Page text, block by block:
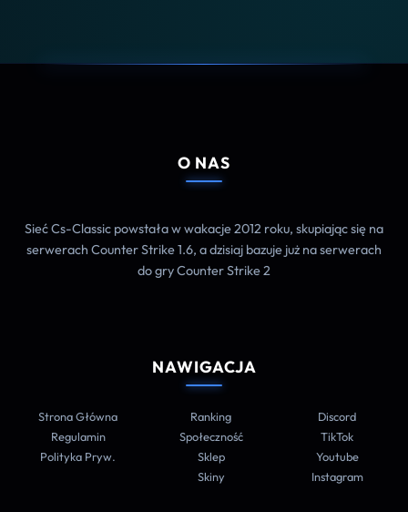
O NAS
Sieć Cs-Classic powstała w wakacje 2012 roku, skupiając się na
serwerach Counter Strike 1.6, a dzisiaj bazuje już na serwerach
do gry Counter Strike 2
NAWIGACJA
Strona Główna
Regulamin
Polityka Pryw.
Ranking
Społeczność
Sklep
Skiny
Discord
TikTok
Youtube
Instagram